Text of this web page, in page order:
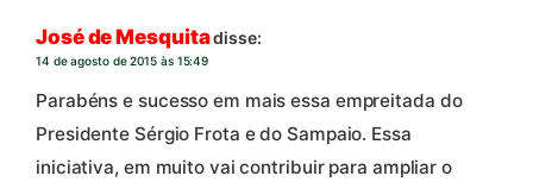
José de Mesquitadisse:
14 de agosto de 2015 às 15:49
Parabéns e sucesso em mais essa empreitada do
Presidente Sérgio Frota e do Sampaio. Essa
iniciativa, em muito vai contribuir para ampliar o